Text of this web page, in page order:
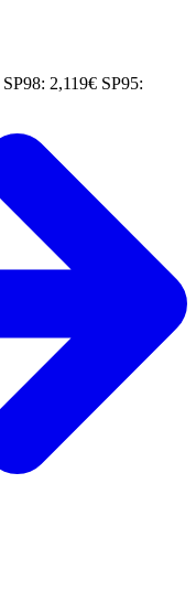
SP98: 2,119€ SP95: